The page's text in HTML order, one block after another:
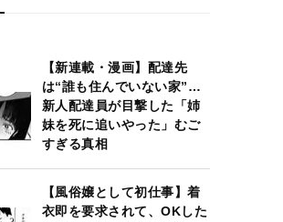
【新連載・漫画】配達先
は“誰も住んでいない家”…
新人配達員が目撃した「姉
妹を死に追いやった」むご
すぎる真相
【風俗嬢として初仕事】着
衣即を要求されて、OKした